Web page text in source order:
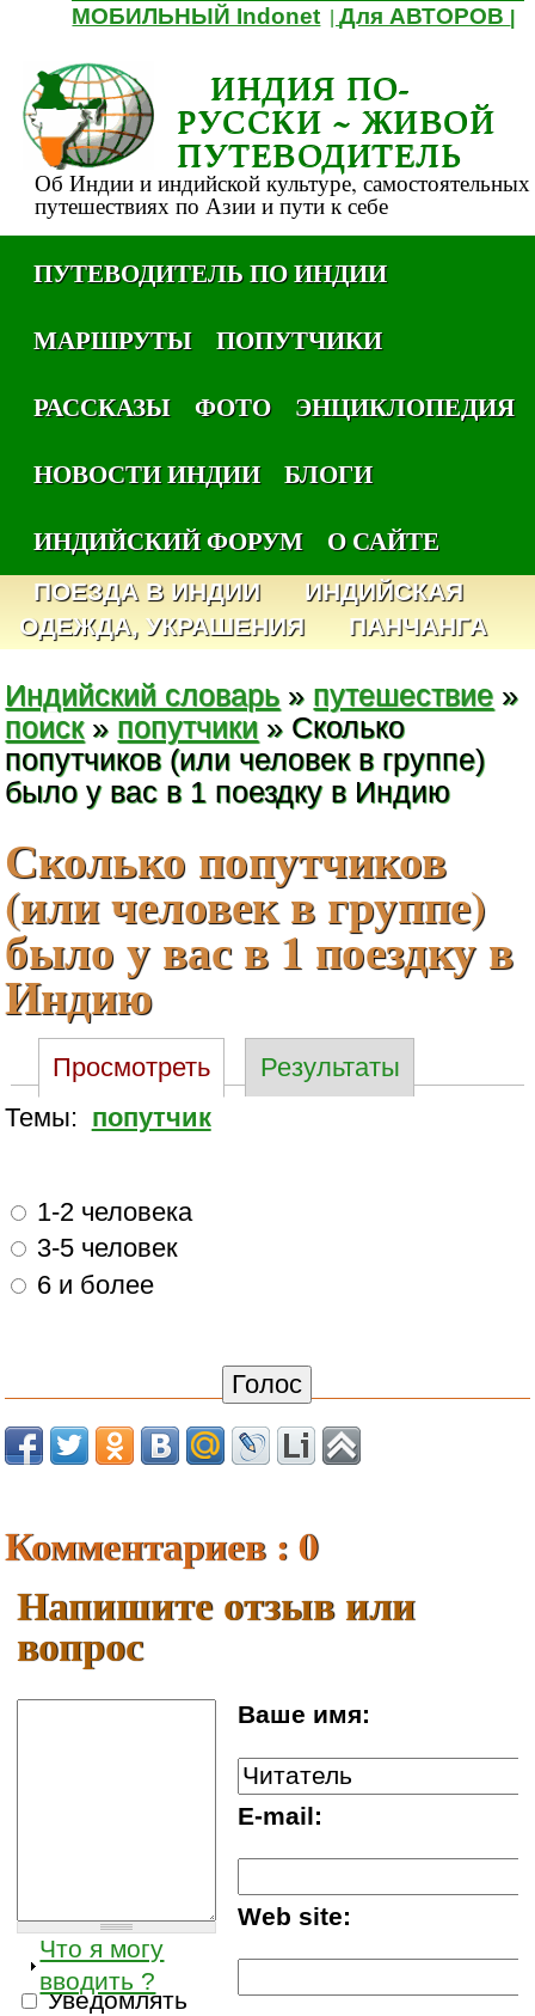
МОБИЛЬНЫЙ Indonet |Для АВТОРОВ
ИНДИЯ ПО-
РУССКИ ~ ЖИВОЙ
ПУТЕВОДИТЕЛЬ
Об Индии и индийской культуре, самостоятельных
путешествиях по Азии и пути к себе
ПУТЕВОДИТЕЛЬ ПО ИНДИИ
МАРШРУТЫ
ПОПУТЧИКИ
РАССКАЗЫ
ФОТО
ЭНЦИКЛОПЕДИЯ
НОВОСТИ ИНДИИ
БЛОГИ
ИНДИЙСКИЙ ФОРУМ
О САЙТЕ
ПОЕЗДА В ИНДИИ
ИНДИЙСКАЯ
ОДЕЖДА, УКРАШЕНИЯ
ПАНЧАНГА
Индийский словарь » путешествие »
поиск» попутчики » Сколько
попутчиков (или человек в группе)
было у вас в 1 поездку в Индию
Сколько попутчиков
(или человек в группе)
было у вас в 1 поездку в
Индию
Просмотреть
Результаты
Темы: попутчик
1-2 человека
3-5 человек
6 и более
Комментариев : 0
Напишите отзыв или
вопрос
Ваше имя:
E-mail:
Web site:
Что я могу
вводить ?
Уведомлять